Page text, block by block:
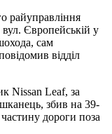
райуправління
Європейській у
сам
відділ
Nissan Leaf, за
збив на 39-
дороги поза